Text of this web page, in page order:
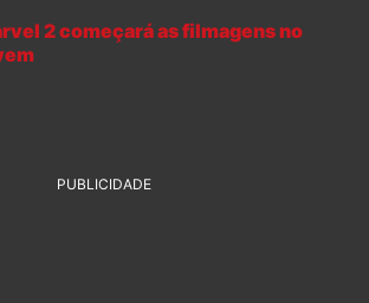
2 começará as filmagens no
PUBLICIDADE